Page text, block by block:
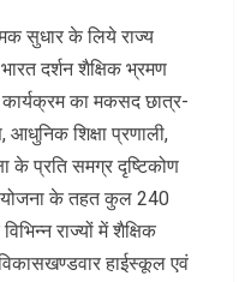
सुधार के लिये राज्य
दर्शन शैक्षिक भ्रमण
कार्यक्रम का मकसद छात्र-
आधुनिक शिक्षा प्रणाली,
के प्रति समग्र दृष्टिकोण
योजना के तहत कुल 240
राज्यों में शैक्षिक
हाईस्कूल एवं